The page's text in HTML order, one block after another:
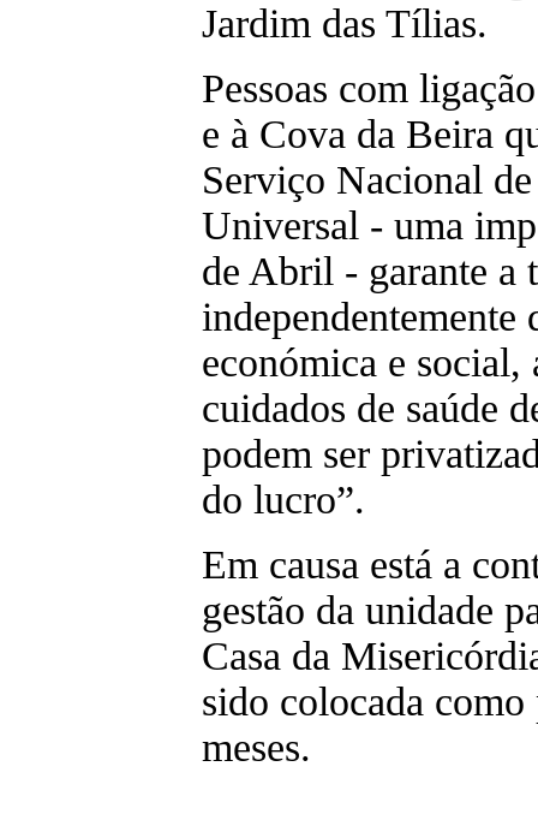
Jardim das Tílias.
Pessoas com
e à Cova da Beira
Serviço Nacional
Universal - uma
de Abril - garante a
independentemente
económica e social,
cuidados de saúde
podem ser
do lucro”.
Em causa está a
gestão da unidade
Casa da
sido colocada
meses.